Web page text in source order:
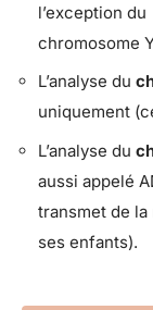
l’exception du
chromosome
L’analyse du
uniquement
L’analyse du
aussi appelé
transmet de la
ses enfants).